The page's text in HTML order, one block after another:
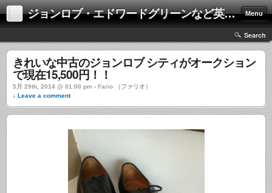
ジョンロブ・エドワードグリーンなど英国靴の激安中古通販情報ブログ Menu
Search
きれいな中古のジョンロブ シティがオークション
で現在15,500円！！
5月 29th, 2014 @ 01:00 pm › Fario （ファリオ）
↓ Leave a comment